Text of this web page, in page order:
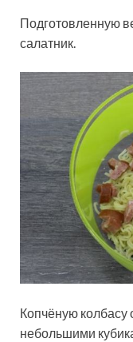
Подготовленную
салатник.
Копчёную колбасу
небольшими